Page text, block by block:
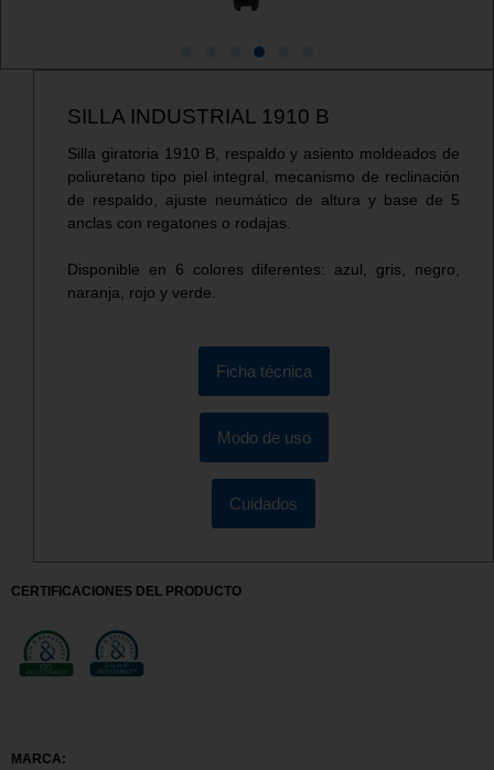
SILLA INDUSTRIAL 1910 B
Silla giratoria 1910 B, respaldo y asiento moldeados de
poliuretano tipo piel integral, mecanismo de reclinación
de respaldo, ajuste neumático de altura y base de 5
anclas con regatones o rodajas.
Disponible en 6 colores diferentes: azul, gris, negro,
naranja, rojo y verde.
Ficha técnica
Modo de uso
Cuidados
CERTIFICACIONES DEL PRODUCTO
MARCA: